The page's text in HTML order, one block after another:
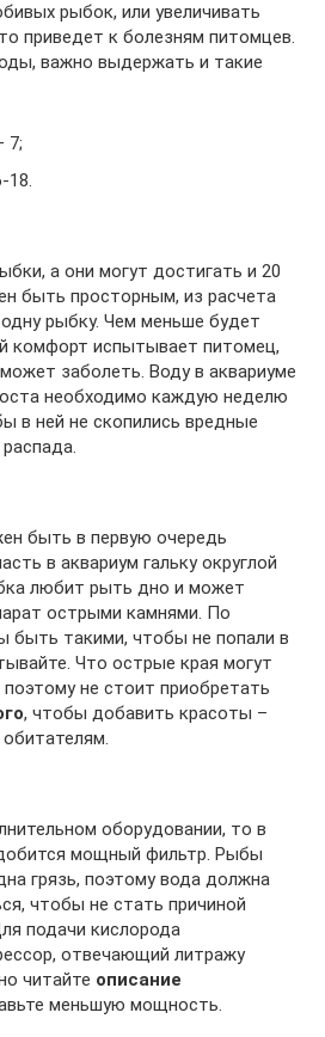
рыбок, или увеличивать
приведет к болезням питомцев.
важно выдержать и такие
7;
18.
а они могут достигать и 20
быть просторным, из расчета
рыбку. Чем меньше будет
комфорт испытывает питомец,
заболеть. Воду в аквариуме
необходимо каждую неделю
в ней не скопились вредные
быть в первую очередь
в аквариум гальку округлой
любит рыть дно и может
острыми камнями. По
быть такими, чтобы не попали в
Что острые края могут
не стоит приобретать
, чтобы добавить красоты –
оборудовании, то в
мощный фильтр. Рыбы
грязь, поэтому вода должна
чтобы не стать причиной
подачи кислорода
отвечающий литражу
читайте описание
меньшую мощность.